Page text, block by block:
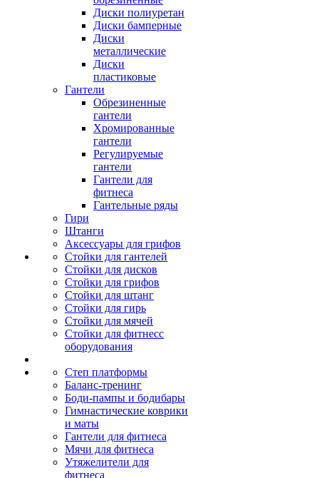
Диски полиуретан
Диски бамперные
Диски
металлические
Диски
пластиковые
Гантели
Обрезиненные
гантели
Хромированные
гантели
Регулируемые
гантели
Гантели для
фитнеса
Гантельные ряды
Гири
Штанги
Аксессуары для грифов
Стойки для гантелей
Стойки для дисков
Стойки для грифов
Стойки для штанг
Стойки для гирь
Стойки для мячей
Стойки для фитнесс
оборудования
Степ платформы
Баланс-тренинг
Боди-пампы и бодибары
Гимнастические коврики
и маты
Гантели для фитнеса
Мячи для фитнеса
Утяжелители для
фитнеса